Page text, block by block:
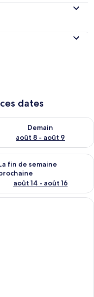
dates
7 - août 8
Demain
août 8 - août 9
la disponibilité pour
de semaine août 7 -
fin de semaine
août 14 - août 16
la disponibilité pour